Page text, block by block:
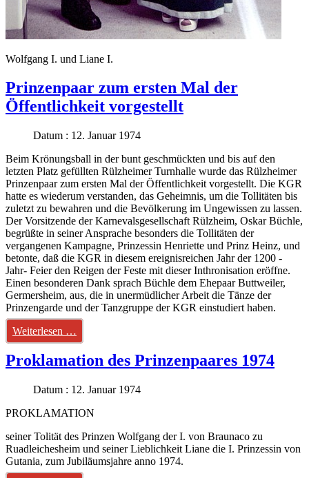
Wolfgang I. und Liane I.
Prinzenpaar zum ersten Mal der
Öffentlichkeit vorgestellt
Datum : 12. Januar 1974
Beim Krönungsball in der bunt geschmückten und bis auf den
letzten Platz gefüllten Rülzheimer Turnhalle wurde das Rülzheimer
Prinzenpaar zum ersten Mal der Öffentlichkeit vorgestellt. Die KGR
hatte es wiederum verstanden, das Geheimnis, um die Tollitäten bis
zuletzt zu bewahren und die Bevölkerung im Ungewissen zu lassen.
Der Vorsitzende der Karnevalsgesellschaft Rülzheim, Oskar Büchle,
begrüßte in seiner Ansprache besonders die Tollitäten der
vergangenen Kampagne, Prinzessin Henriette und Prinz Heinz, und
betonte, daß die KGR in diesem ereignisreichen Jahr der 1200 -
Jahr- Feier den Reigen der Feste mit dieser Inthronisation eröffne.
Einen besonderen Dank sprach Büchle dem Ehepaar Buttweiler,
Germersheim, aus, die in unermüdlicher Arbeit die Tänze der
Prinzengarde und der Tanzgruppe der KGR einstudiert haben.
Weiterlesen …
Proklamation des Prinzenpaares 1974
Datum : 12. Januar 1974
PROKLAMATION
seiner Tolität des Prinzen Wolfgang der I. von Braunaco zu
Ruadleichesheim und seiner Lieblichkeit Liane die I. Prinzessin von
Gutania, zum Jubiläumsjahre anno 1974.